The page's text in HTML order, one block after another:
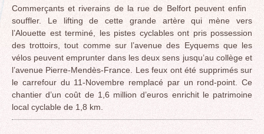
Commerçants et riverains de la rue de Belfort peuvent enfin
souffler. Le lifting de cette grande artère qui mène vers
l’Alouette est terminé, les pistes cyclables ont pris possession
des trottoirs, tout comme sur l’avenue des Eyquems que les
vélos peuvent emprunter dans les deux sens jusqu’au collège et
l’avenue Pierre-Mendès-France. Les feux ont été supprimés sur
le carrefour du 11-Novembre remplacé par un rond-point. Ce
chantier d’un coût de 1,6 million d’euros enrichit le patrimoine
local cyclable de 1,8 km.